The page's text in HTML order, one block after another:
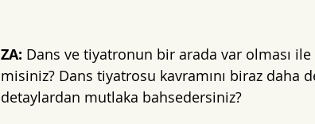
ZA: Dans ve tiyatronun bir arada var olması
misiniz? Dans tiyatrosu kavramını biraz daha
detaylardan mutlaka bahsedersiniz?